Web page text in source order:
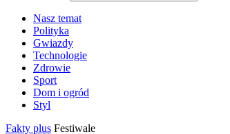
Nasz temat
Polityka
Gwiazdy
Technologie
Zdrowie
Sport
Dom i ogród
Styl
Fakty plus Festiwale